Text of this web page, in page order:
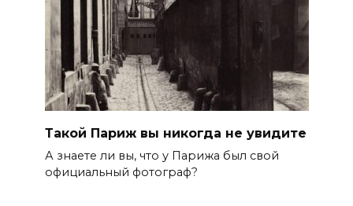
Такой Париж вы никогда не увидите
А знаете ли вы, что у Парижа был свой
официальный фотограф?